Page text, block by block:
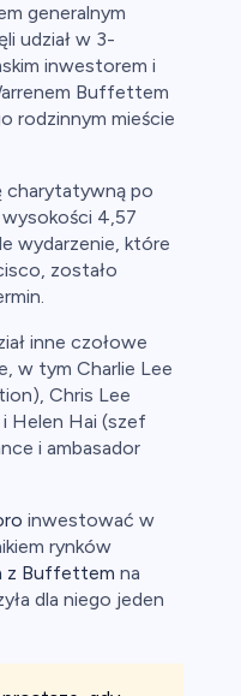
generalnym
udział w 3-
inwestorem i
Buffettem
rodzinnym mieście
charytatywną po
4,57
wydarzenie, które
zostało
inne czołowe
w tym Charlie Lee
Chris Lee
Helen Hai (szef
i ambasador
inwestować w
rynków
z Buffettem na
dla niego jeden